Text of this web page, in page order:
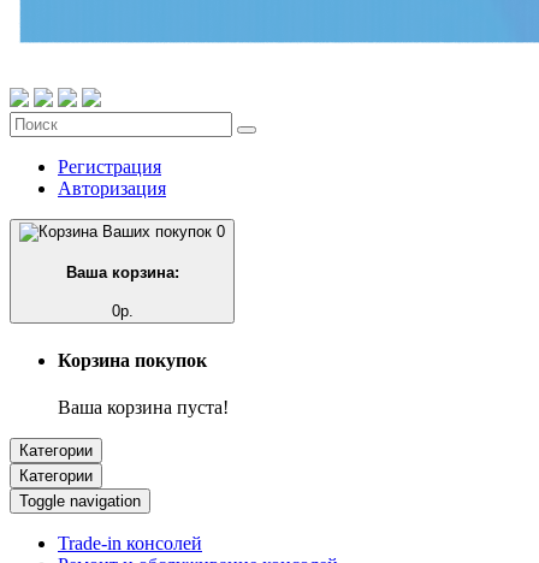
Регистрация
Авторизация
0
Ваша корзина:
0р.
Корзина покупок
Ваша корзина пуста!
Категории
Категории
Toggle navigation
Trade-in консолей